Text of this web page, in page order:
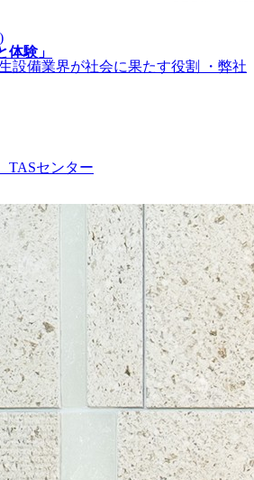
体験」
設備業界が社会に果たす役割 ・弊社
TASセンター